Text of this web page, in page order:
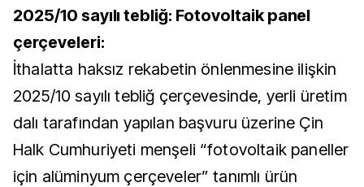
2025/10 sayılı tebliğ: Fotovoltaik panel
çerçeveleri:
İthalatta haksız rekabetin önlenmesine ilişkin
2025/10 sayılı tebliğ çerçevesinde, yerli üretim
dalı tarafından yapılan başvuru üzerine Çin
Halk Cumhuriyeti menşeli “fotovoltaik paneller
için alüminyum çerçeveler” tanımlı ürün